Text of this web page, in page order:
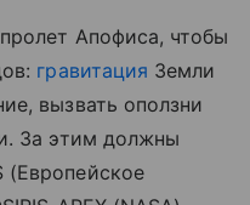
Апофиса, чтобы
гравитация Земли
вызвать оползни
За этим должны
(Европейское